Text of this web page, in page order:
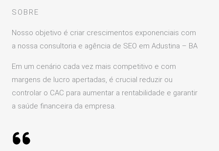
SOBRE
Nosso objetivo é criar crescimentos exponenciais com
a nossa consultoria e agência de SEO em Adustina – BA
Em um cenário cada vez mais competitivo e com
margens de lucro apertadas, é crucial reduzir ou
controlar o CAC para aumentar a rentabilidade e garantir
a saúde financeira da empresa.